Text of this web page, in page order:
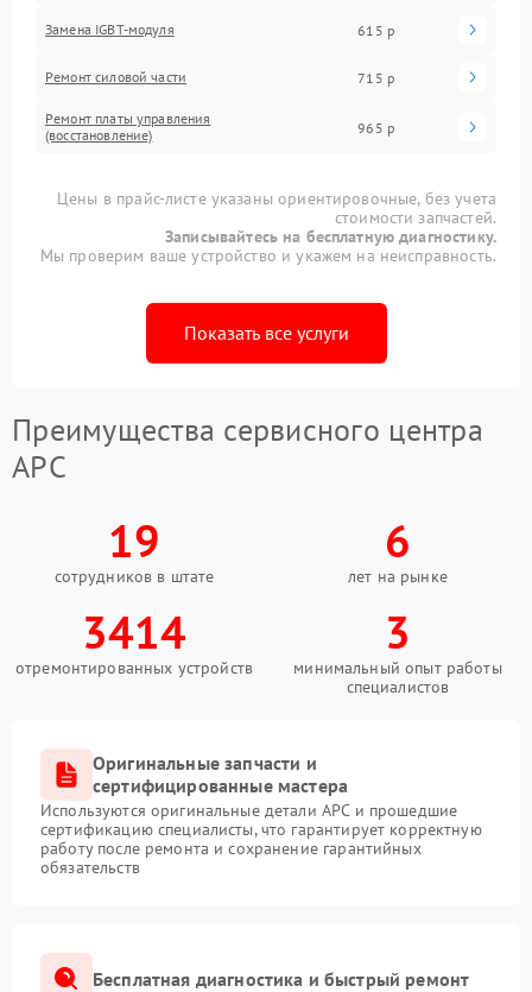
Замена IGBT-модуля 615 р
Ремонт силовой части 715 р
Ремонт платы управления
(восстановление)
965 р
Цены в прайс-листе указаны ориентировочные, без учета
стоимости запчастей.
Записывайтесь на бесплатную диагностику.
Мы проверим ваше устройство и укажем на неисправность.
Показать все услуги
Преимущества сервисного центра
APC
19
сотрудников в штате
6
лет на рынке
3414
отремонтированных устройств
3
минимальный опыт работы
специалистов
Оригинальные запчасти и
сертифицированные мастера
Используются оригинальные детали APC и прошедшие
сертификацию специалисты, что гарантирует корректную
работу после ремонта и сохранение гарантийных
обязательств
Бесплатная диагностика и быстрый ремонт